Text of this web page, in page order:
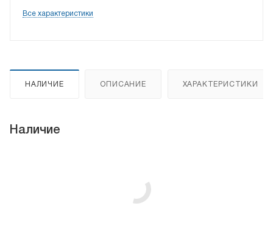
Все характеристики
НАЛИЧИЕ ОПИСАНИЕ ХАРАКТЕРИСТИКИ
Наличие